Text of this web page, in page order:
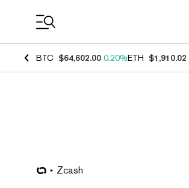
BTC $64,602.00 0.20%ETH $1,910.02
Zcash